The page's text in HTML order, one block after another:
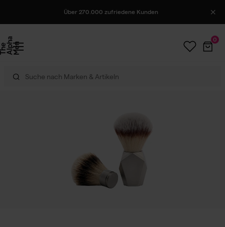
Über 270.000 zufriedene Kunden
0